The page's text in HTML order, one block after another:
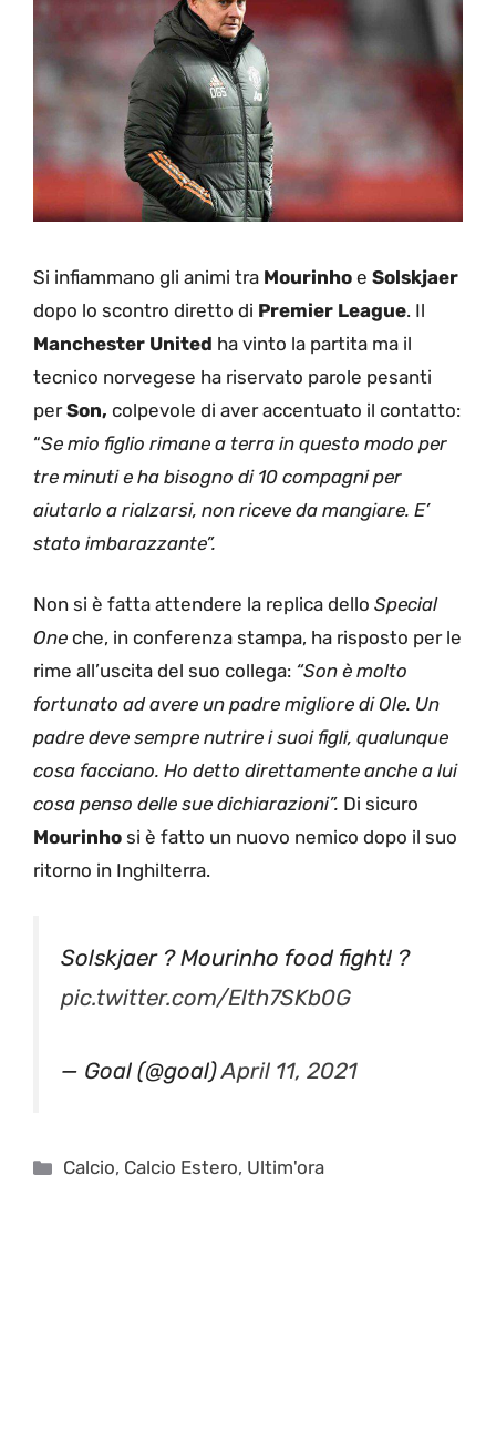
Si infiammano gli animi tra Mourinho e Solskjaer
dopo lo scontro diretto di Premier League. Il
Manchester United ha vinto la partita ma il
tecnico norvegese ha riservato parole pesanti
perSon, colpevole di aver accentuato il contatto:
“Se mio figlio rimane a terra in questo modo per
tre minuti e ha bisogno di 10 compagni per
aiutarlo a rialzarsi, non riceve da mangiare. E’
stato imbarazzante”.
Non si è fatta attendere la replica dello Special
One che, in conferenza stampa, ha risposto per le
rime all’uscita del suo collega: “Son è molto
fortunato ad avere un padre migliore di Ole. Un
padre deve sempre nutrire i suoi figli, qualunque
cosa facciano. Ho detto direttamente anche a lui
cosa penso delle sue dichiarazioni”. Di sicuro
Mourinho si è fatto un nuovo nemico dopo il suo
ritorno in Inghilterra.
Solskjaer ? Mourinho food fight! ?
pic.twitter.com/Elth7SKb0G
— Goal (@goal)April 11, 2021
Categorie
Calcio, Calcio Estero, Ultim'ora